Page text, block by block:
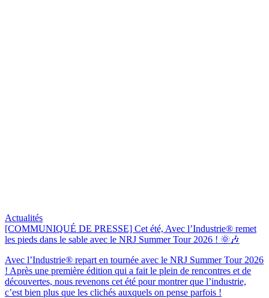
Actualités
[COMMUNIQUÉ DE PRESSE] Cet été, Avec l’Industrie® remet
les pieds dans le sable avec le NRJ Summer Tour 2026 ! 🌞🎶
Avec l’Industrie® repart en tournée avec le NRJ Summer Tour 2026
! Après une première édition qui a fait le plein de rencontres et de
découvertes, nous revenons cet été pour montrer que l’industrie,
c’est bien plus que les clichés auxquels on pense parfois !